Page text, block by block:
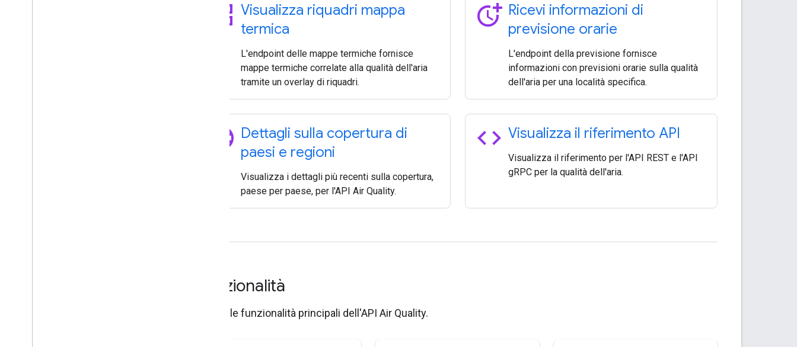
grid_view Visualizza riquadri mappa
termica
L'endpoint delle mappe termiche fornisce
mappe termiche correlate alla qualità dell'aria
tramite un overlay di riquadri.
more_time Ricevi informazioni di
previsione orarie
L'endpoint della previsione fornisce
informazioni con previsioni orarie sulla qualità
dell'aria per una località specifica.
language Dettagli sulla copertura di
paesi e regioni
Visualizza i dettagli più recenti sulla copertura,
paese per paese, per l'API Air Quality.
code Visualizza il riferimento API
Visualizza il riferimento per l'API REST e l'API
gRPC per la qualità dell'aria.
Funzionalità
Scopri le funzionalità principali dell'API Air Quality.